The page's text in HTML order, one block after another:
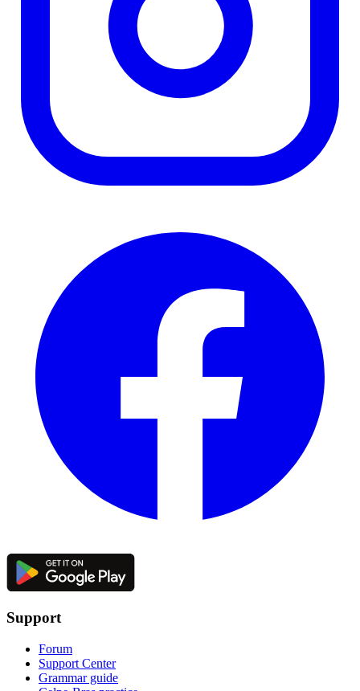
Support
Forum
Support Center
Grammar guide